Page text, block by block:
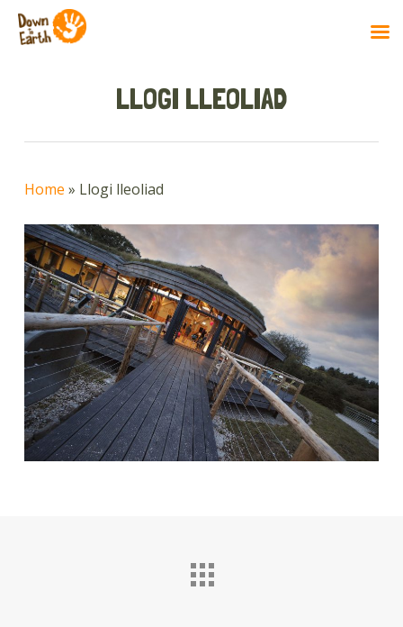
LLOGI LLEOLIAD
Home » Llogi lleoliad